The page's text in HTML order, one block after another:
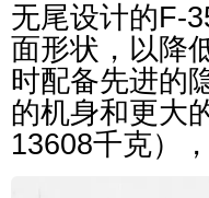
无尾设计的F-
面形状，以降
时配备先进的
的机身和更大
13608千克）